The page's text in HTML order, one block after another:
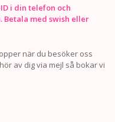
i din telefon och
Betala med swish eller
när du besöker oss
av dig via mejl så bokar vi